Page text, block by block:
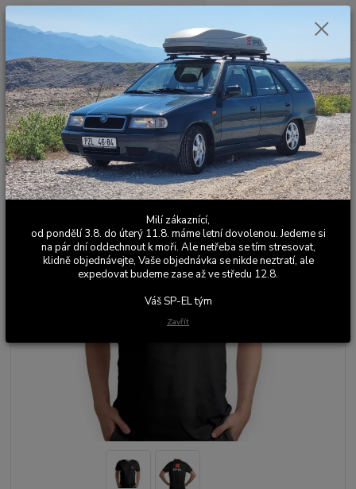
Menu
Hledat
Po - Pá 9:00 - 17:00
0,00 Kč
Úvod SP-EL Merch Tričko SP-EL
Tričko SP-EL
Milí zákaznící,
od pondělí 3.8. do úterý 11.8. máme letní dovolenou. Jedeme si
na pár dní oddechnout k moři. Ale netřeba se tím stresovat,
klidně objednávejte, Vaše objednávka se nikde neztratí, ale
expedovat budeme zase až ve středu 12.8.
Váš SP-EL tým
Zavřít